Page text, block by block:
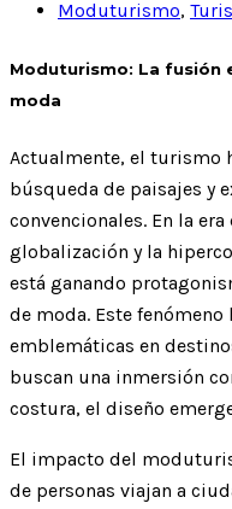
Moduturismo,
Moduturismo: La fusión
moda
Actualmente, el turismo
búsqueda de paisajes y
convencionales. En la
globalización y la
está ganando
de moda. Este
emblemáticas en
buscan una inmersión
costura, el diseño
El impacto del
de personas viajan a